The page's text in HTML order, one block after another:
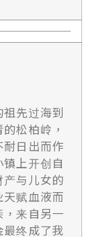
先过海到
松柏岭，
日出而作
上开创自
产与儿女的
赋血液而
来自另一
终成了我